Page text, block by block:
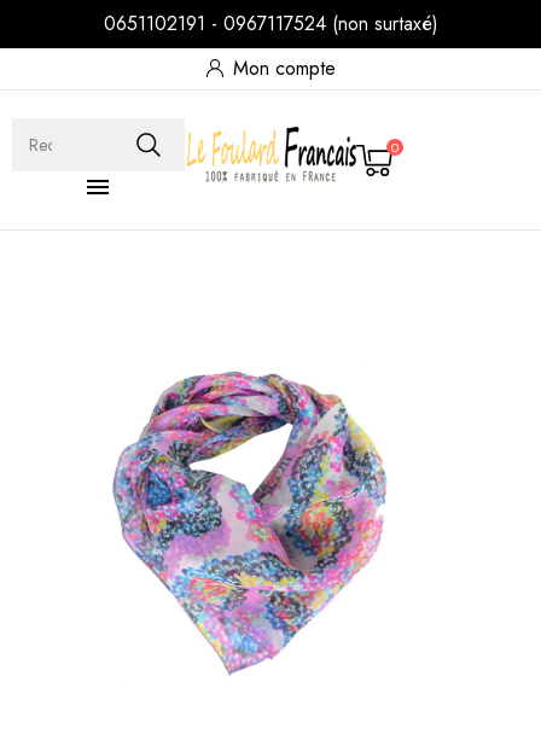
0651102191 - 0967117524 (non surtaxé)
Mon compte

0